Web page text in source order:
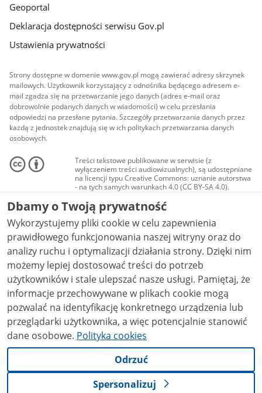
Geoportal
Deklaracja dostępności serwisu Gov.pl
Ustawienia prywatności
Strony dostępne w domenie www.gov.pl mogą zawierać adresy skrzynek
mailowych. Użytkownik korzystający z odnośnika będącego adresem e-
mail zgadza się na przetwarzanie jego danych (adres e-mail oraz
dobrowolnie podanych danych w wiadomości) w celu przesłania
odpowiedzi na przesłane pytania. Szczegóły przetwarzania danych przez
każdą z jednostek znajdują się w ich politykach przetwarzania danych
osobowych.
Treści tekstowe publikowane w serwisie (z
wyłączeniem treści audiowizualnych), są udostępniane
na licencji typu Creative Commons: uznanie autorstwa
- na tych samych warunkach 4.0 (CC BY-SA 4.0).
Materiały audiowizualne, w tym zdjęcia, materiały
audio i wideo, są udostępniane na licencji typu
Creative Commons: uznanie autorstwa użycie
niekomercyjne - bez utworów zależnych 4.0 (CC BY-
NC-ND 4.0), o ile nie jest to stwierdzone inaczej.
Dbamy o Twoją prywatność
Wykorzystujemy pliki cookie w celu zapewnienia
prawidłowego funkcjonowania naszej witryny oraz do
analizy ruchu i optymalizacji działania strony. Dzięki nim
możemy lepiej dostosować treści do potrzeb
użytkowników i stale ulepszać nasze usługi. Pamiętaj, że
informacje przechowywane w plikach cookie mogą
pozwalać na identyfikację konkretnego urządzenia lub
przeglądarki użytkownika, a więc potencjalnie stanowić
dane osobowe. Polityka cookies
Odrzuć
Spersonalizuj